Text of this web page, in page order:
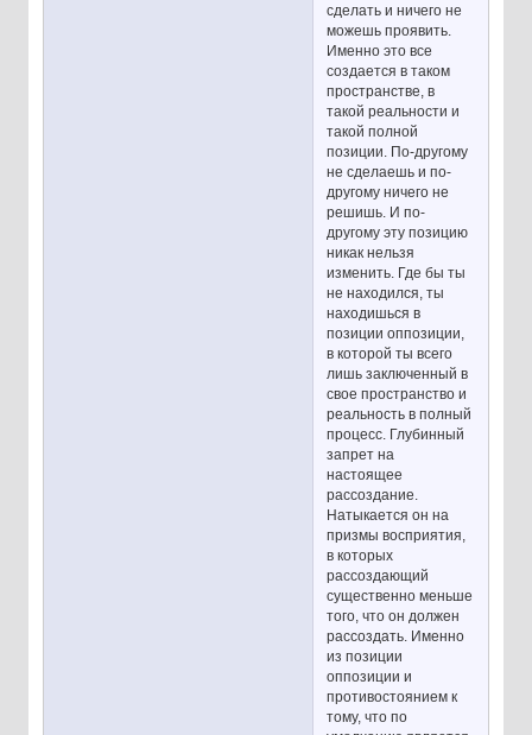
сделать и ничего не
можешь проявить.
Именно это все
создается в таком
пространстве, в
такой реальности и
такой полной
позиции. По-другому
не сделаешь и по-
другому ничего не
решишь. И по-
другому эту позицию
никак нельзя
изменить. Где бы ты
не находился, ты
находишься в
позиции оппозиции,
в которой ты всего
лишь заключенный в
свое пространство и
реальность в полный
процесс. Глубинный
запрет на
настоящее
рассоздание.
Натыкается он на
призмы восприятия,
в которых
рассоздающий
существенно меньше
того, что он должен
рассоздать. Именно
из позиции
оппозиции и
противостоянием к
тому, что по